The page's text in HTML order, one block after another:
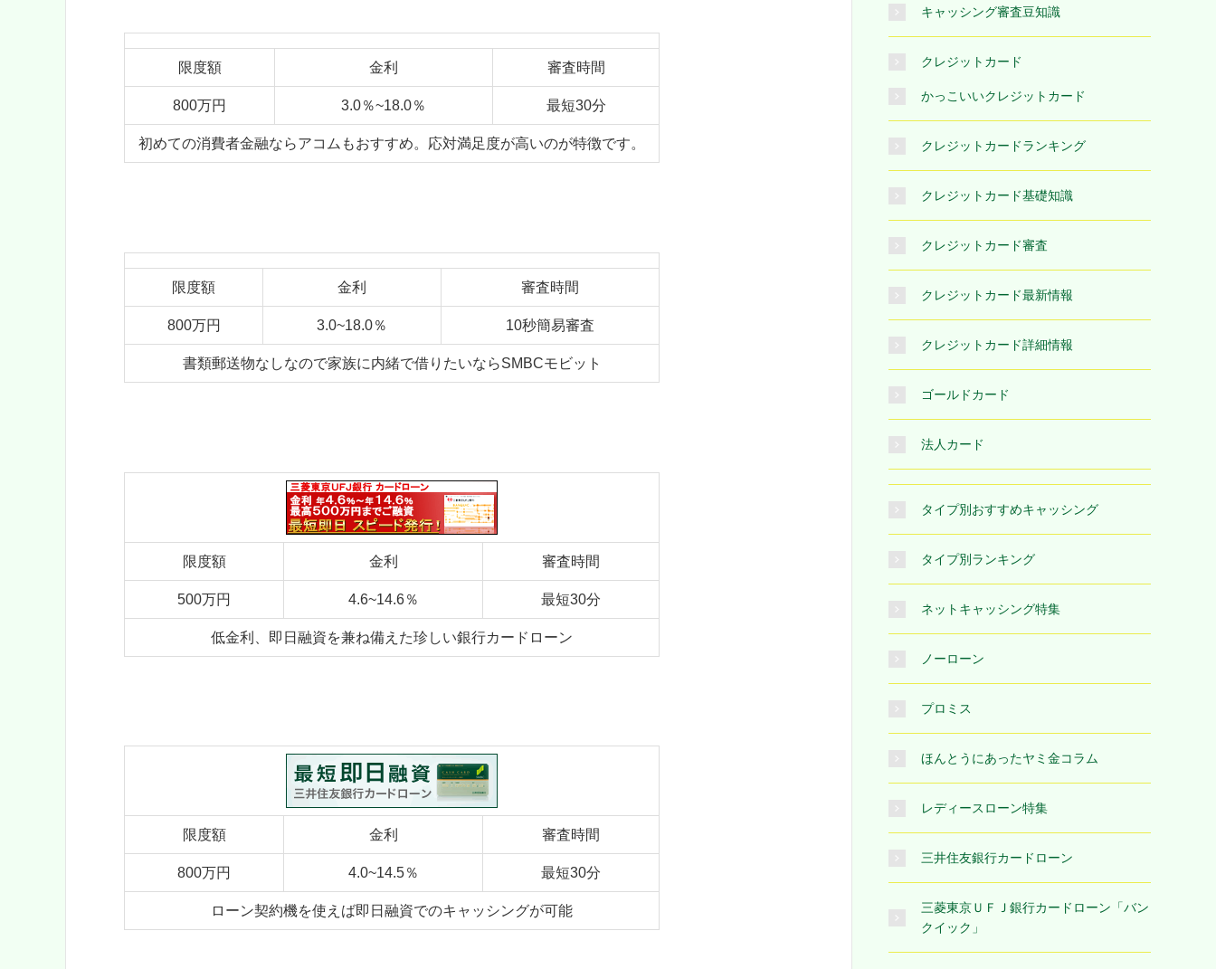
限度額 金利 審査時間
800万円 3.0％~18.0％ 最短30分
初めての消費者金融ならアコムもおすすめ。応対満足度が高いのが特徴です。
限度額 金利 審査時間
800万円 3.0~18.0％ 10秒簡易審査
書類郵送物なしなので家族に内緒で借りたいならSMBCモビット
限度額 金利 審査時間
500万円 4.6~14.6％ 最短30分
低金利、即日融資を兼ね備えた珍しい銀行カードローン
限度額 金利 審査時間
800万円 4.0~14.5％ 最短30分
ローン契約機を使えば即日融資でのキャッシングが可能
キャッシング審査豆知識
クレジットカード
かっこいいクレジットカード
クレジットカードランキング
クレジットカード基礎知識
クレジットカード審査
クレジットカード最新情報
クレジットカード詳細情報
ゴールドカード
法人カード
タイプ別おすすめキャッシング
タイプ別ランキング
ネットキャッシング特集
ノーローン
プロミス
ほんとうにあったヤミ金コラム
レディースローン特集
三井住友銀行カードローン
三菱東京ＵＦＪ銀行カードローン「バン
クイック」